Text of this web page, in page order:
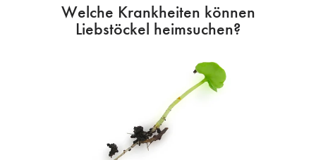
Welche Krankheiten können
Liebstöckel heimsuchen?